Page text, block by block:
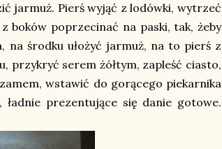
jarmuż. Pierś wyjąć z lodówki, wytrzeć
boków poprzecinać na paski, tak, żeby
na środku ułożyć jarmuż, na to pierś z
przykryć serem żółtym, zapleść ciasto,
wstawić do gorącego piekarnika
prezentujące się danie gotowe.